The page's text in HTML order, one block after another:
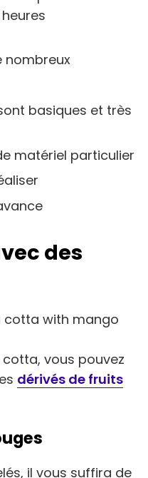
nombreux
basiques et très
matériel particulier
des
vous pouvez
dérivés de fruits
il vous suffira de